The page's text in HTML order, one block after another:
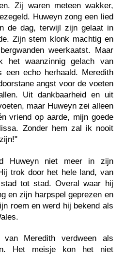
Zij waren meteen wakker,
Huweyn zong een lied
de dag, terwijl zijn gelaat in
Zijn stem klonk machtig en
weerkaatst. Maar
het waanzinnig gelach van
een echo herhaald. Meredith
angst voor de voeten
Uit dankbaarheid en uit
maar Huweyn zei alleen
vriend op aarde, mijn goede
Zonder hem zal ik nooit
Huweyn niet meer in zijn
trok door het hele land, van
tot stad. Overal waar hij
en zijn harpspel geprezen en
roem en werd hij bekend als
van Meredith verdween als
Het meisje kon het niet